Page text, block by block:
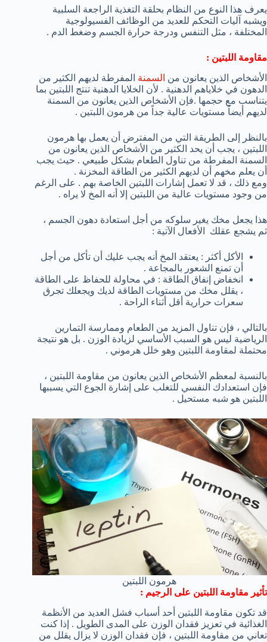
يعرف هذا النوع من النظام بحلقة التغذية الراجعة السلبية
ويشبه آليات التحكم للعديد من الوظائف الفسيولوجية
المختلفة ، مثل التنفس ودرجة حرارة الجسم وضغط الدم .
مقاومة اللبتين :
الأشخاص الذين يعانون من السمنة المفرطة لديهم الكثير من
الدهون في خلاياهم الدهنية . لأن الخلايا الدهنية تنتج اللبتين بما
يتناسب مع حجمها .فإن الأشخاص الذين يعانون من السمنة
لديهم أيضاً مستويات عالية جداً من هرمون اللبتين .
بالنظر إلى الطريقة التي من المفترض أن يعمل بها هرمون
اللبتين ، يجب أن يحد الكثير من الأشخاص الذين يعانون من
السمنة المفرطة من تناول الطعام بشكل طبيعي . حيث يجب
أن يعلم مخهم أن لديهم الكثير من الطاقة المخزنة .
ومع ذلك ، قد لا تعمل إشارات اللبتين الخاصة بهم . على الرغم
من وجود مستويات عالية من اللبتين إلا أنه المخ لا يراه .
هذا يجعل مخك يغير سلوكه من أجل استعادة دهون الجسم ،
ثم يشجع عقلك الأفعال الآتية :
الأكل أكثر : يعتقد المخ أنه يجب عليك أن تأكل من أجل
أن تمنع الشعور بالمجاعة .
انخفاض إنفاق الطاقة : في محاولة للحفاظ على الطاقة
، يقلل مخك من مستويات الطاقة لديك ويجعلك تجرق
سعرات حرارية أقل أثناء الراحة .
بالتالي ، فإن تناول المزيد من الطعام وممارسة التمارين
الرياضية ليس هو السبب الأساسي لزيادة الوزن . بل هو نتيجة
محتملة لمقاومة اللبتين وهو خلل هرموني .
بالنسبة لمعظم الأشخاص الذين يعانون من مقاومة اللبتين ،
فإن استعدادك النفسي للتغلب على إشارة الجوع التي يسببها
اللبتين هو شبه مستحيل .
هرمون اللبتين
تأثير مقاومة اللبتين على الرجيم :
قد تكون مقاومة اللبتين أحد أسباب فشل العديد من الأنظمة
الغذائية في تعزيز فقدان الوزن على المدى الطويل . إذا كنت
تعاني من مقاومة اللبتين ، فإن فقدان الوزن لا يزال يقلل من